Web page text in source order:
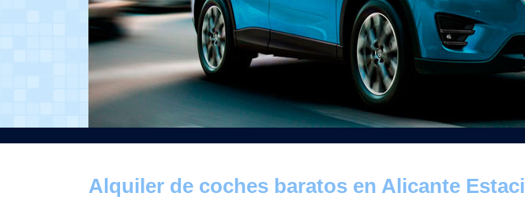
Alquiler de coches baratos en Alicante